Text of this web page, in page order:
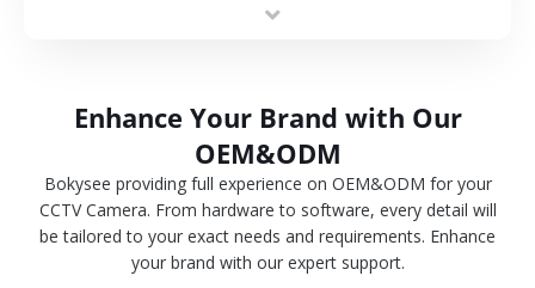
Enhance Your Brand with Our
OEM&ODM
Bokysee providing full experience on OEM&ODM for your
CCTV Camera. From hardware to software, every detail will
be tailored to your exact needs and requirements. Enhance
your brand with our expert support.